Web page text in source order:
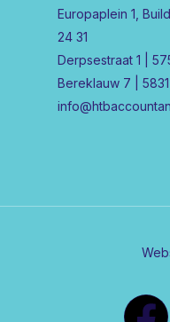
Europaplein 1,
24 31
Derpsestraat 1 |
Bereklauw 7 |